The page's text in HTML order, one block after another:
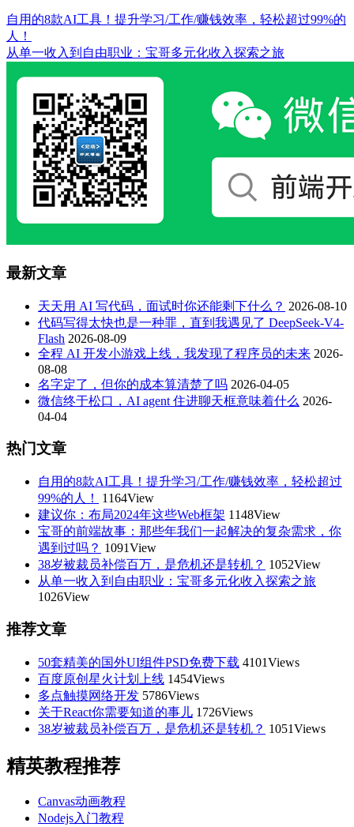
自用的8款AI工具！提升学习/工作/赚钱效率，轻松超过99%的
人！
从单一收入到自由职业：宝哥多元化收入探索之旅
最新文章
天天用 AI 写代码，面试时你还能剩下什么？ 2026-08-10
代码写得太快也是一种罪，直到我遇见了 DeepSeek-V4-
Flash 2026-08-09
全程 AI 开发小游戏上线，我发现了程序员的未来 2026-
08-08
名字定了，但你的成本算清楚了吗 2026-04-05
微信终于松口，AI agent 住进聊天框意味着什么 2026-
04-04
热门文章
自用的8款AI工具！提升学习/工作/赚钱效率，轻松超过
99%的人！
1164View
建议你：布局2024年这些Web框架 1148View
宝哥的前端故事：那些年我们一起解决的复杂需求，你
遇到过吗？ 1091View
38岁被裁员补偿百万，是危机还是转机？ 1052View
从单一收入到自由职业：宝哥多元化收入探索之旅
1026View
推荐文章
50套精美的国外UI组件PSD免费下载 4101Views
百度原创星火计划上线 1454Views
多点触摸网络开发 5786Views
关于React你需要知道的事儿 1726Views
38岁被裁员补偿百万，是危机还是转机？ 1051Views
精英教程推荐
Canvas动画教程
Nodejs入门教程